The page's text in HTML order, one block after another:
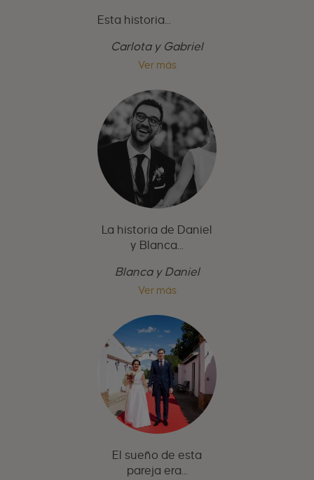
Esta historia...
Carlota y Gabriel
Ver más
La historia de Daniel
y Blanca...
Blanca y Daniel
Ver más
El sueño de esta
pareja era...